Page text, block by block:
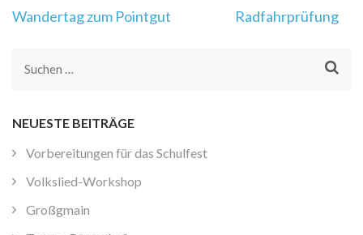
Beitragsnavigation
Wandertag zum Pointgut Radfahrprüfung
Suchen
NEUESTE BEITRÄGE
Vorbereitungen für das Schulfest
Volkslied-Workshop
Großgmain